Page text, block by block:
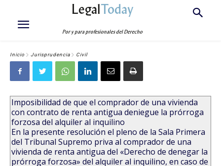
LegalToday
Por y para profesionales del Derecho
Inicio Jurisprudencia Civil
Imposibilidad de que el comprador de una vivienda
con contrato de renta antigua deniegue la prórroga
forzosa del alquiler al inquilino
En la presente resolución el pleno de la Sala Primera
del Tribunal Supremo priva al comprador de una
vivienda de renta antigua del «Derecho de denegar la
prórroga forzosa» del alquiler al inquilino, en caso de